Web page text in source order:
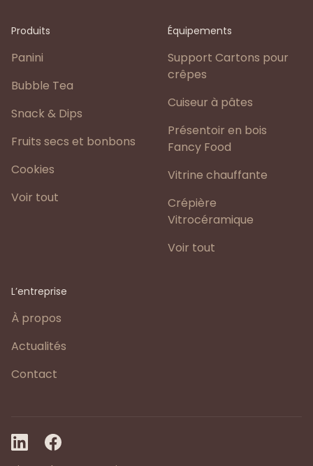
Produits
Panini
Bubble Tea
Snack & Dips
Fruits secs et bonbons
Cookies
Voir tout
Équipements
Support Cartons pour
crêpes
Cuiseur à pâtes
Présentoir en bois
Fancy Food
Vitrine chauffante
Crépière
Vitrocéramique
Voir tout
L’entreprise
À propos
Actualités
Contact